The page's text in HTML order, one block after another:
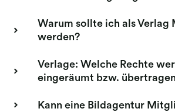
Warum sollte ich als Verlag
werden?
Verlage: Welche Rechte
eingeräumt bzw.
Kann eine Bildagentur